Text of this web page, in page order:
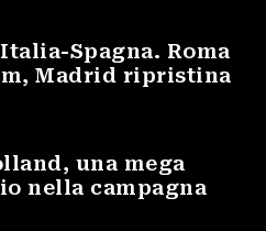
Spagna. Roma
Madrid ripristina
una mega
nella campagna